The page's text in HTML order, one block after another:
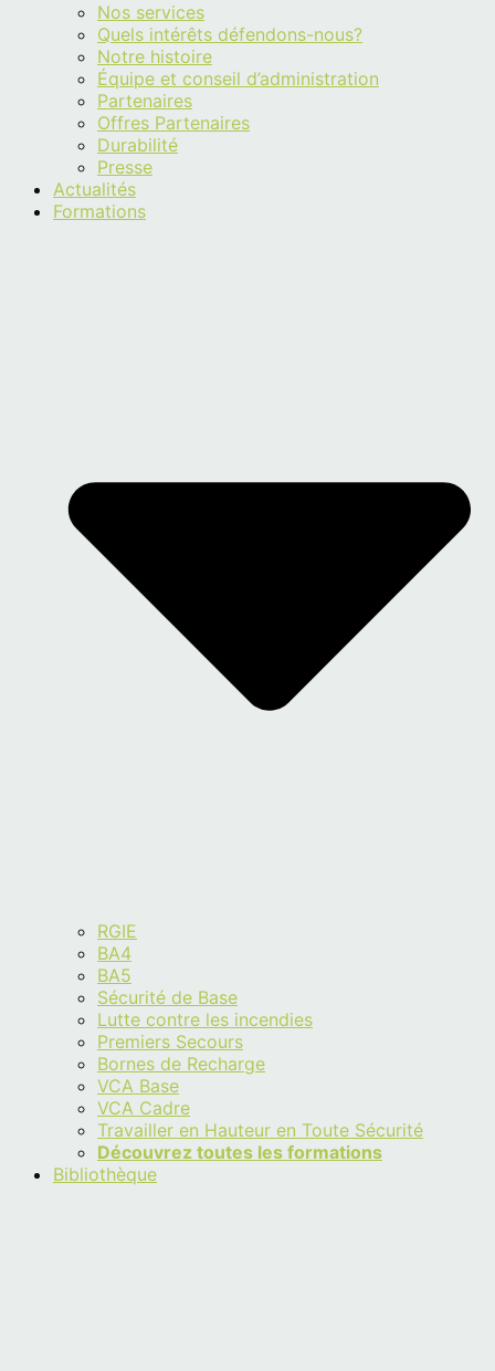
Nos services
Quels intérêts défendons-nous?
Notre histoire
Équipe et conseil d’administration
Partenaires
Offres Partenaires
Durabilité
Presse
Actualités
Formations
RGIE
BA4
BA5
Sécurité de Base
Lutte contre les incendies
Premiers Secours
Bornes de Recharge
VCA Base
VCA Cadre
Travailler en Hauteur en Toute Sécurité
Découvrez toutes les formations
Bibliothèque